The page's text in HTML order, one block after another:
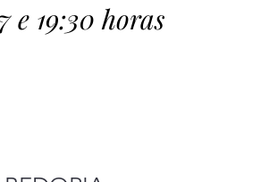
19:30 horas